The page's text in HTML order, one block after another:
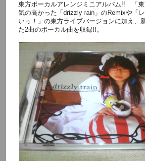
東方ボーカルアレンジミニアルバム!! 「東
気の高かった「drizzly rain」のRemixや「
いっ！」の東方ライブバージョンに加え、
た2曲のボーカル曲を収録!!。